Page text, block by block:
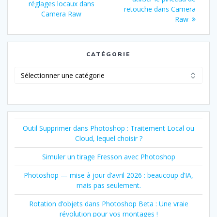
l’article
précédent
:
réglages locaux dans
Camera Raw
:
retouche dans Camera
Raw
CATÉGORIE
Outil Supprimer dans Photoshop : Traitement Local ou
Cloud, lequel choisir ?
Simuler un tirage Fresson avec Photoshop
Photoshop — mise à jour d’avril 2026 : beaucoup d’IA,
mais pas seulement.
Rotation d’objets dans Photoshop Beta : Une vraie
révolution pour vos montages !